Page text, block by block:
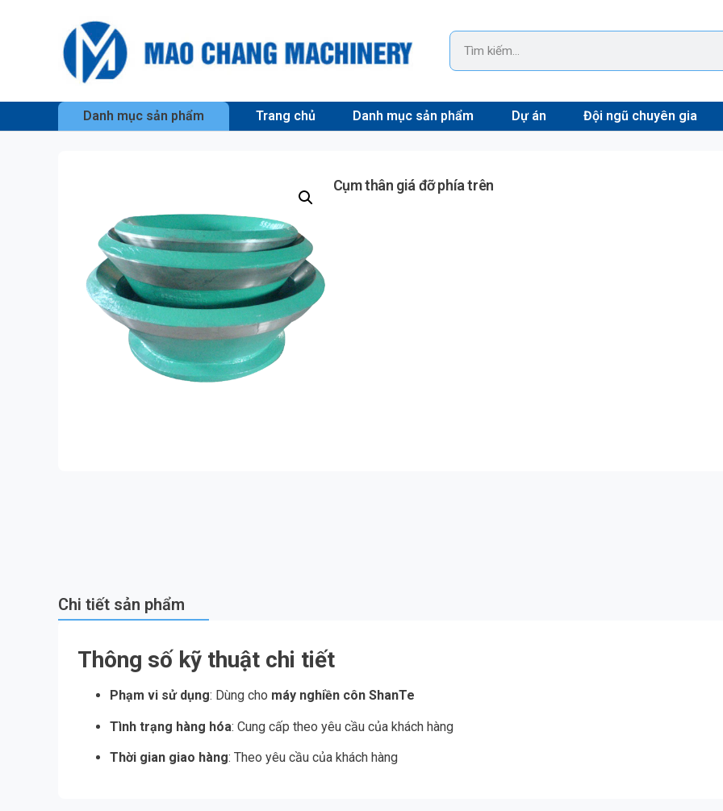
Danh mục sản phẩm Trang chủ Danh mục sản phẩm Dự án Đội ngũ chuyên gia
Cụm thân giá đỡ phía trên
Chi tiết sản phẩm
Thông số kỹ thuật chi tiết
Phạm vi sử dụng: Dùng cho máy nghiền côn ShanTe
Tình trạng hàng hóa: Cung cấp theo yêu cầu của khách hàng
Thời gian giao hàng: Theo yêu cầu của khách hàng